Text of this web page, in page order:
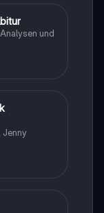
und
Jenny